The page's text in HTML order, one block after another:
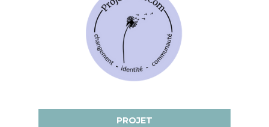
PROJET